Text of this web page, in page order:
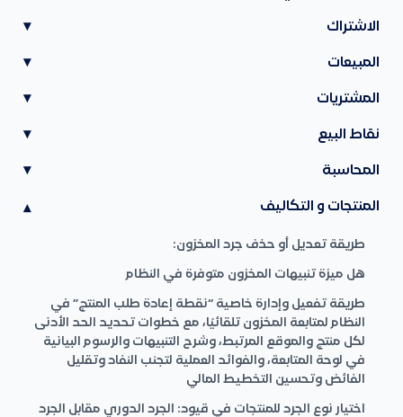
الاشتراك ▾
المبيعات ▾
المشتريات ▾
نقاط البيع ▾
المحاسبة ▾
المنتجات و التكاليف ▾
طريقة تعديل أو حذف جرد المخزون:
هل ميزة تنبيهات المخزون متوفرة في النظام
طريقة تفعيل وإدارة خاصية “نقطة إعادة طلب المنتج” في
النظام لمتابعة المخزون تلقائيًا، مع خطوات تحديد الحد الأدنى
لكل منتج والموقع المرتبط، وشرح التنبيهات والرسوم البيانية
في لوحة المتابعة، والفوائد العملية لتجنب النفاد وتقليل
الفائض وتحسين التخطيط المالي
اختيار نوع الجرد للمنتجات في قيود: الجرد الدوري مقابل الجرد